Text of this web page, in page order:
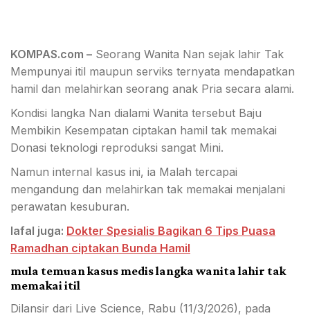
KOMPAS.com – Seorang Wanita Nan sejak lahir Tak
Mempunyai itil maupun serviks ternyata mendapatkan
hamil dan melahirkan seorang anak Pria secara alami.
Kondisi langka Nan dialami Wanita tersebut Baju
Membikin Kesempatan ciptakan hamil tak memakai
Donasi teknologi reproduksi sangat Mini.
Namun internal kasus ini, ia Malah tercapai
mengandung dan melahirkan tak memakai menjalani
perawatan kesuburan.
lafal juga: Dokter Spesialis Bagikan 6 Tips Puasa
Ramadhan ciptakan Bunda Hamil
mula temuan kasus medis langka wanita lahir tak
memakai itil
Dilansir dari Live Science, Rabu (11/3/2026), pada